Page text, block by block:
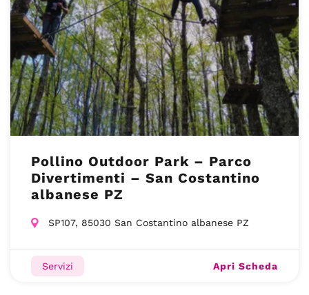
Pollino Outdoor Park – Parco
Divertimenti – San Costantino
albanese PZ
SP107, 85030 San Costantino albanese PZ
Servizi Apri Scheda